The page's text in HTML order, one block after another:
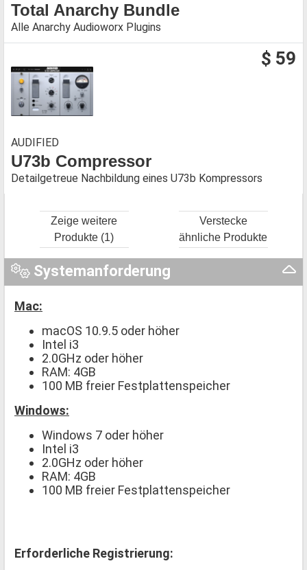
Total Anarchy Bundle
Alle Anarchy Audioworx Plugins
$ 59
AUDIFIED
U73b Compressor
Detailgetreue Nachbildung eines U73b Kompressors
Zeige weitere
Produkte (1)
Verstecke
ähnliche Produkte
Systemanforderung
Mac:
macOS 10.9.5 oder höher
Intel i3
2.0GHz oder höher
RAM: 4GB
100 MB freier Festplattenspeicher
Windows:
Windows 7 oder höher
Intel i3
2.0GHz oder höher
RAM: 4GB
100 MB freier Festplattenspeicher
Erforderliche Registrierung: